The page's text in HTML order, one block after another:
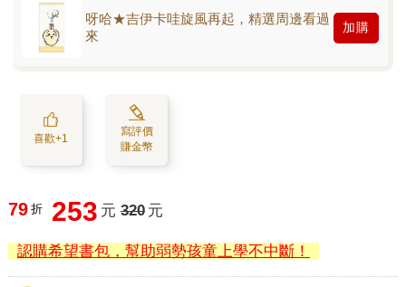
呀哈★吉伊卡哇旋風再起，精選周邊看過
來
加購
喜歡+1
寫評價
賺金幣
79 折 253 元 320 元
認購希望書包，幫助弱勢孩童上學不中斷！